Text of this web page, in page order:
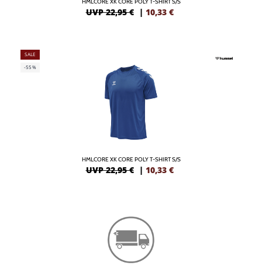
UVP 22,95 € | 10,33 €
SALE
-55%
HMLCORE XK CORE POLY T-SHIRT S/S
UVP 22,95 € | 10,33 €